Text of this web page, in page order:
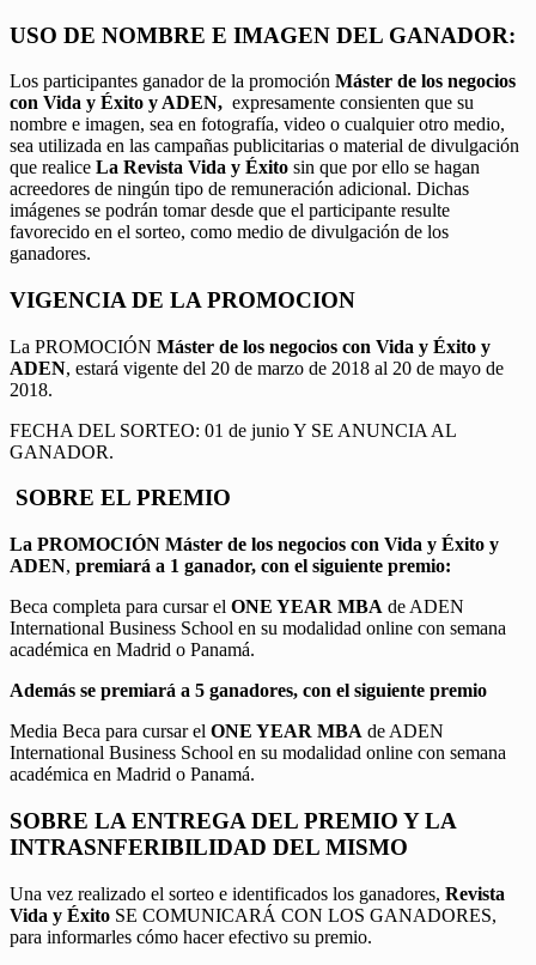
USO DE NOMBRE E IMAGEN DEL GANADOR:
Los participantes ganador de la promoción Máster de los negocios
con Vida y Éxito y ADEN, expresamente consienten que su
nombre e imagen, sea en fotografía, video o cualquier otro medio,
sea utilizada en las campañas publicitarias o material de divulgación
que realice La Revista Vida y Éxito sin que por ello se hagan
acreedores de ningún tipo de remuneración adicional. Dichas
imágenes se podrán tomar desde que el participante resulte
favorecido en el sorteo, como medio de divulgación de los
ganadores.
VIGENCIA DE LA PROMOCION
La PROMOCIÓN Máster de los negocios con Vida y Éxito y
ADEN, estará vigente del 20 de marzo de 2018 al 20 de mayo de
2018.
FECHA DEL SORTEO: 01 de junio Y SE ANUNCIA AL
GANADOR.
SOBRE EL PREMIO
La PROMOCIÓN Máster de los negocios con Vida y Éxito y
ADEN, premiará a 1 ganador, con el siguiente premio:
Beca completa para cursar el ONE YEAR MBA de ADEN
International Business School en su modalidad online con semana
académica en Madrid o Panamá.
Además se premiará a 5 ganadores, con el siguiente premio
Media Beca para cursar el ONE YEAR MBA de ADEN
International Business School en su modalidad online con semana
académica en Madrid o Panamá.
SOBRE LA ENTREGA DEL PREMIO Y LA
INTRASNFERIBILIDAD DEL MISMO
Una vez realizado el sorteo e identificados los ganadores, Revista
Vida y Éxito SE COMUNICARÁ CON LOS GANADORES,
para informarles cómo hacer efectivo su premio.